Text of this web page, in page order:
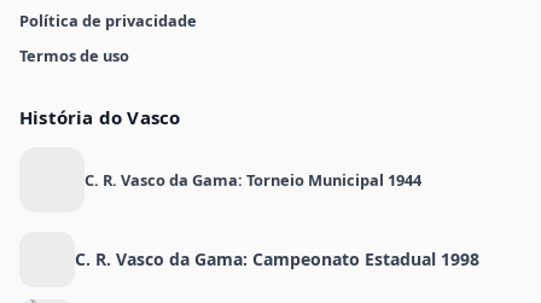
Política de privacidade
Termos de uso
História do Vasco
C. R. Vasco da Gama: Torneio Municipal 1944
C. R. Vasco da Gama: Campeonato Estadual 1998